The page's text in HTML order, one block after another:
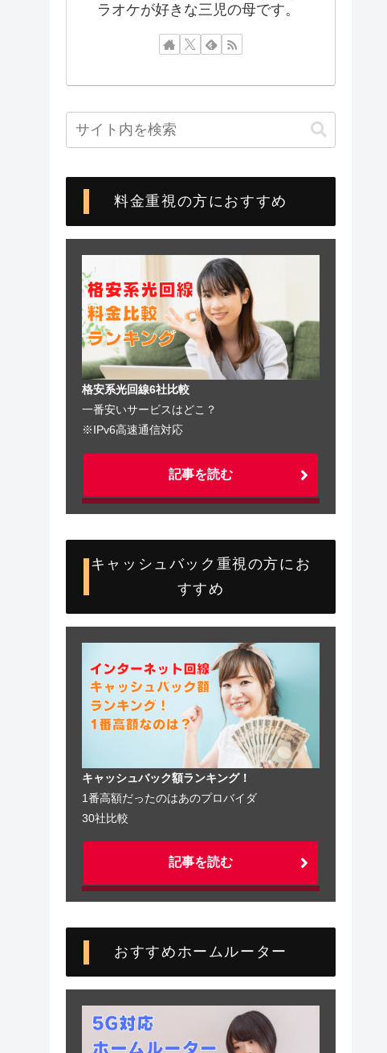
ラオケが好きな三児の母です。
料金重視の方におすすめ
格安系光回線6社比較
一番安いサービスはどこ？
※IPv6高速通信対応
記事を読む
キャッシュバック重視の方にお
すすめ
キャッシュバック額ランキング！
1番高額だったのはあのプロバイダ
30社比較
記事を読む
おすすめホームルーター